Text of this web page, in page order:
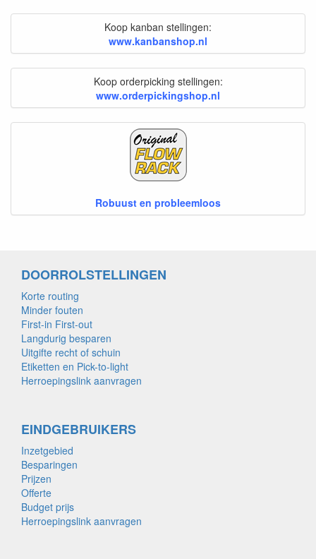
Koop kanban stellingen:
www.kanbanshop.nl
Koop orderpicking stellingen:
www.orderpickingshop.nl
Robuust en probleemloos
DOORROLSTELLINGEN
Korte routing
Minder fouten
First-in First-out
Langdurig besparen
Uitgifte recht of schuin
Etiketten en Pick-to-light
Herroepingslink aanvragen
EINDGEBRUIKERS
Inzetgebied
Besparingen
Prijzen
Offerte
Budget prijs
Herroepingslink aanvragen